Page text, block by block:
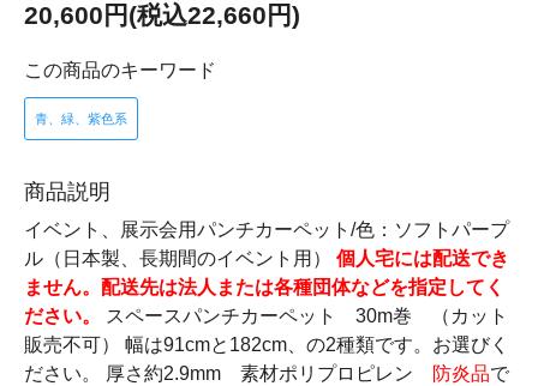
20,600円(税込22,660円)
この商品のキーワード
青、緑、紫色系
商品説明
イベント、展示会用パンチカーペット/色：ソフトパープ
ル（日本製、長期間のイベント用） 個人宅には配送でき
ません。配送先は法人または各種団体などを指定してく
ださい。
スペースパンチカーペット 30m巻 （カット
販売不可） 幅は91cmと182cm、の2種類です。お選びく
ださい。 厚さ約2.9mm 素材ポリプロピレン
防炎品で